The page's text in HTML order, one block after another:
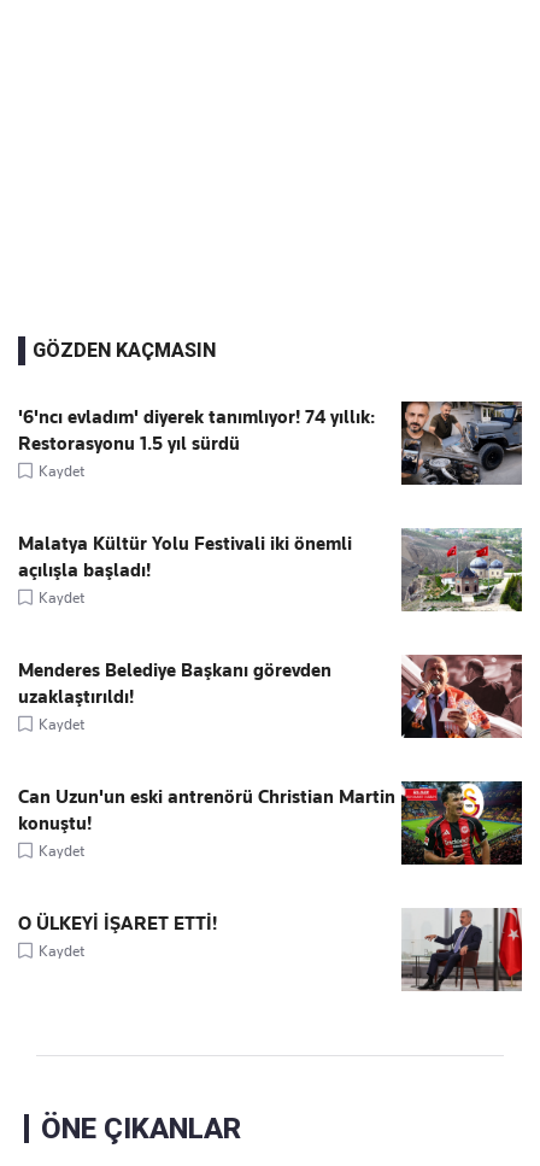
GÖZDEN KAÇMASIN
'6'ncı evladım' diyerek tanımlıyor! 74 yıllık:
Restorasyonu 1.5 yıl sürdü
Kaydet
Malatya Kültür Yolu Festivali iki önemli
açılışla başladı!
Kaydet
Menderes Belediye Başkanı görevden
uzaklaştırıldı!
Kaydet
Can Uzun'un eski antrenörü Christian Martin
konuştu!
Kaydet
O ÜLKEYİ İŞARET ETTİ!
Kaydet
ÖNE ÇIKANLAR